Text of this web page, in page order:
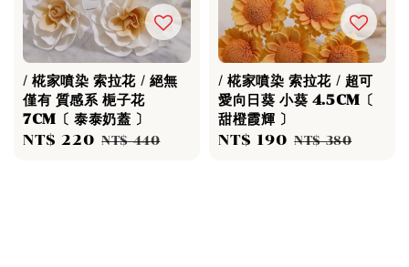
/ 椛家噴染 索拉花 / 絕無
僅有 質感系 梔子花
7CM〔 泰泰奶蓋 〕
Sale
NT$ 220 Regular
NT$ 440
/ 椛家噴染 索拉花 / 超可
愛向日葵 小葵 4.5CM〔
甜橙霞輝 〕
Sale
NT$ 190 Regular
NT$ 380